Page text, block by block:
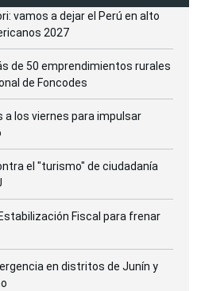
vamos a dejar el Perú en alto
2027
de 50 emprendimientos rurales
de Foncodes
a los viernes para impulsar
el "turismo" de ciudadanía
Fiscal para frenar
en distritos de Junín y